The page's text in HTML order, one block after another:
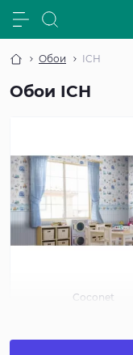
Обои ICH
Обои ICH
Coconet